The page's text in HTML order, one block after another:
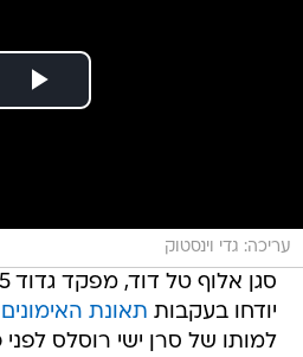
עריכה: גדי וינסטוק
יודחו בעקבות תאונת האימונים
למותו של סרן ישי רוסלס